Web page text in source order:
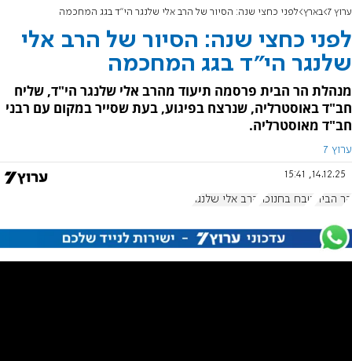
ערוץ 7 בארץ לפני כחצי שנה: הסיור של הרב אלי שלנגר הי"ד בגג המחכמה
לפני כחצי שנה: הסיור של הרב אלי
שלנגר הי"ד בגג המחכמה
מנהלת הר הבית פרסמה תיעוד מהרב אלי שלנגר הי"ד, שליח
חב"ד באוסטרליה, שנרצח בפיגוע, בעת שסייר במקום עם רבני
חב"ד מאוסטרליה.
ערוץ 7
14.12.25, 15:41
הר הבית טבח בחנוכה הרב אלי שלנגר